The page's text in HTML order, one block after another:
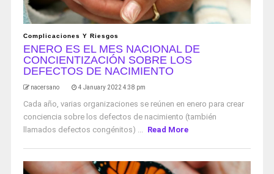
Complicaciones Y Riesgos
ENERO ES EL MES NACIONAL DE
CONCIENTIZACIÓN SOBRE LOS
DEFECTOS DE NACIMIENTO
nacersano 4 January 2022 4:38 pm
Cada año, varias organizaciones se reúnen en enero para crear
conciencia sobre los defectos de nacimiento (también
llamados defectos congénitos) ... Read More